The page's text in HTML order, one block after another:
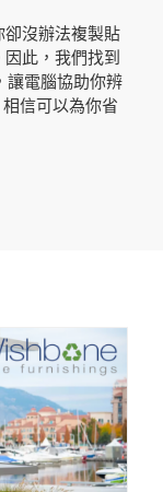
沒辦法複製貼
因此，我們找到
讓電腦協助你辨
信可以為你省